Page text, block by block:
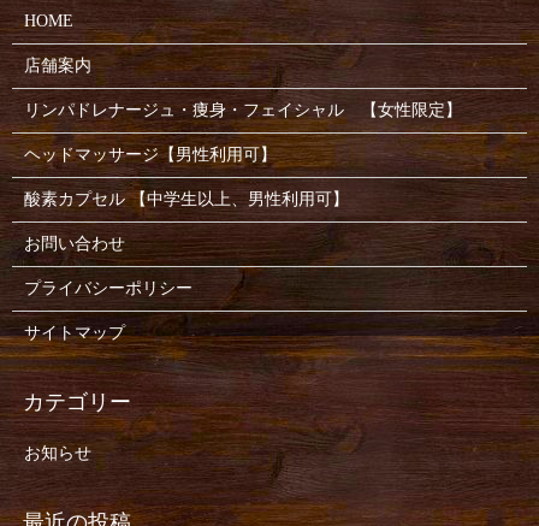
HOME
店舗案内
リンパドレナージュ・痩身・フェイシャル 【女性限定】
ヘッドマッサージ【男性利用可】
酸素カプセル 【中学生以上、男性利用可】
お問い合わせ
プライバシーポリシー
サイトマップ
お知らせ